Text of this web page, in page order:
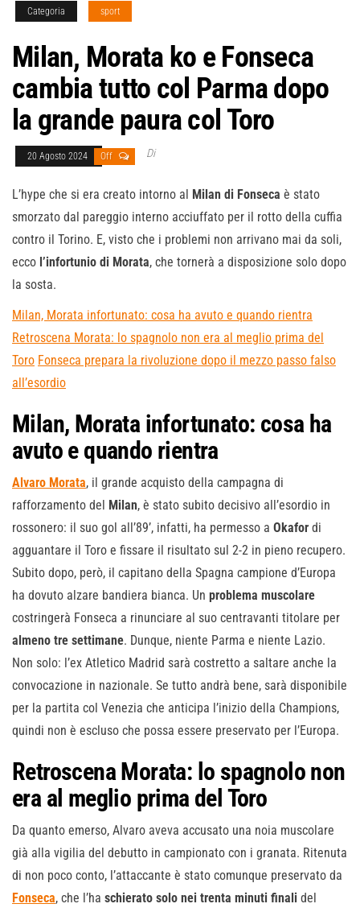
Categoria sport
Milan, Morata ko e Fonseca
cambia tutto col Parma dopo
la grande paura col Toro
20 Agosto 2024 Off Di
L’hype che si era creato intorno al Milan di Fonseca è stato
smorzato dal pareggio interno acciuffato per il rotto della cuffia
contro il Torino. E, visto che i problemi non arrivano mai da soli,
ecco l’infortunio di Morata, che tornerà a disposizione solo dopo
la sosta.
Milan, Morata infortunato: cosa ha avuto e quando rientra
Retroscena Morata: lo spagnolo non era al meglio prima del
Toro Fonseca prepara la rivoluzione dopo il mezzo passo falso
all’esordio
Milan, Morata infortunato: cosa ha
avuto e quando rientra
Alvaro Morata, il grande acquisto della campagna di
rafforzamento del Milan, è stato subito decisivo all’esordio in
rossonero: il suo gol all’89’, infatti, ha permesso a Okafor di
agguantare il Toro e fissare il risultato sul 2-2 in pieno recupero.
Subito dopo, però, il capitano della Spagna campione d’Europa
ha dovuto alzare bandiera bianca. Un problema muscolare
costringerà Fonseca a rinunciare al suo centravanti titolare per
almeno tre settimane. Dunque, niente Parma e niente Lazio.
Non solo: l’ex Atletico Madrid sarà costretto a saltare anche la
convocazione in nazionale. Se tutto andrà bene, sarà disponibile
per la partita col Venezia che anticipa l’inizio della Champions,
quindi non è escluso che possa essere preservato per l’Europa.
Retroscena Morata: lo spagnolo non
era al meglio prima del Toro
Da quanto emerso, Alvaro aveva accusato una noia muscolare
già alla vigilia del debutto in campionato con i granata. Ritenuta
di non poco conto, l’attaccante è stato comunque preservato da
Fonseca, che l’ha schierato solo nei trenta minuti finali del